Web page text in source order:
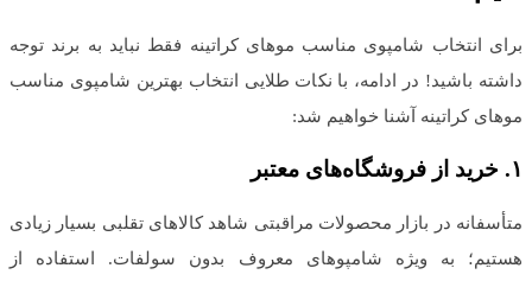
برای انتخاب شامپوی مناسب موهای کراتینه فقط نباید به برند توجه
داشته باشید! در ادامه، با نکات طلایی انتخاب بهترین شامپوی مناسب
موهای کراتینه آشنا خواهیم شد:
۱. خرید از فروشگاه‌های معتبر
متأسفانه در بازار محصولات مراقبتی شاهد کالاهای تقلبی بسیار زیادی
هستیم؛ به ویژه شامپوهای معروف بدون سولفات. استفاده از